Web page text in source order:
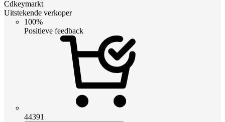
Cdkeymarkt
Uitstekende verkoper
100%
Positieve feedback
44391